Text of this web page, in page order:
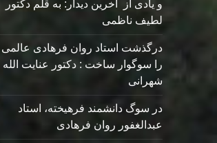
و یادی از آخرین دیدار: به قلم دکتور
لطیف ناظمی
درگذشت استاد روان فرهادی عالمی
را سوگوار ساخت : دکتور عنایت الله
شهرانی
در سوگ دانشمند فرهیخته، استاد
عبدالغفور روان فرهادی